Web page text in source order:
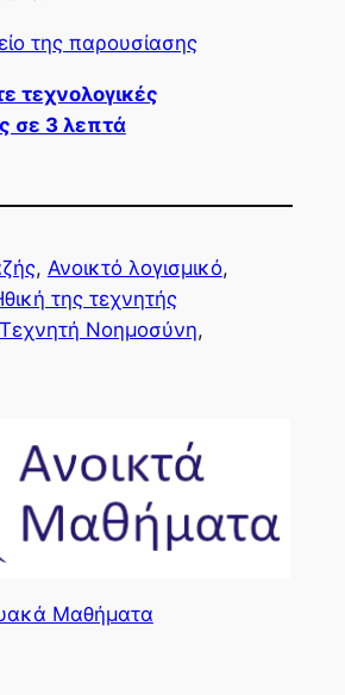
της παρουσίασης
τεχνολογικές
σε 3 λεπτά
, Ανοικτό λογισμικό
της τεχνητής
Τεχνητή Νοημοσύνη
Μαθήματα